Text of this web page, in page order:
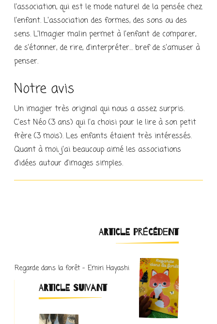
l’association, qui est le mode naturel de la pensée chez
l’enfant. L’association des formes, des sons ou des
sens. L’Imagier malin permet à l’enfant de comparer,
de s’étonner, de rire, d’interpréter… bref de s’amuser à
penser.
Notre avis
Un imagier très original qui nous a assez surpris.
C’est Néo (3 ans) qui l’a choisi pour le lire à son petit
frère (3 mois). Les enfants étaient très intéressés.
Quant à moi, j’ai beaucoup aimé les associations
d’idées autour d’images simples.
Navigation
d'article
ARTICLE PRÉCÉDENT
Regarde dans la forêt – Emiri Hayashi
ARTICLE SUIVANT